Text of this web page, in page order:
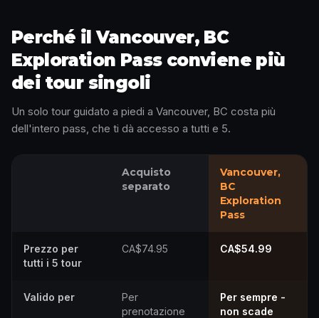
Perché il Vancouver, BC
Exploration Pass conviene più
dei tour singoli
Un solo tour guidato a piedi a Vancouver, BC costa più
dell'intero pass, che ti dà accesso a tutti e 5.
Acquisto
separato
Vancouver,
BC
Exploration
Pass
Prezzo per
tutti i 5 tour
CA$74.95 CA$54.99
Valido per
Per
prenotazione
Per sempre -
non scade